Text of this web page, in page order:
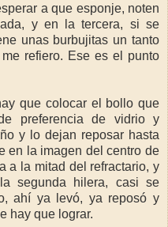
a que esponje, noten
y en la tercera, si se
unas burbujitas un tanto
refiero. Ese es el punto
que colocar el bollo que
preferencia de vidrio y
y lo dejan reposar hasta
en la imagen del centro de
a la mitad del refractario, y
segunda hilera, casi se
ahí ya levó, ya reposó y
hay que lograr.